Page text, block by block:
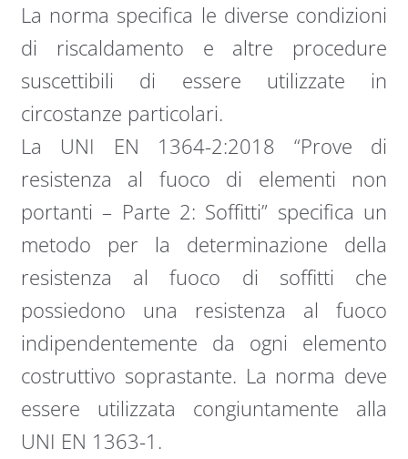
La norma specifica le diverse condizioni
di riscaldamento e altre procedure
suscettibili di essere utilizzate in
circostanze particolari.
La UNI EN 1364-2:2018 “Prove di
resistenza al fuoco di elementi non
portanti – Parte 2: Soffitti” specifica un
metodo per la determinazione della
resistenza al fuoco di soffitti che
possiedono una resistenza al fuoco
indipendentemente da ogni elemento
costruttivo soprastante. La norma deve
essere utilizzata congiuntamente alla
UNI EN 1363-1.